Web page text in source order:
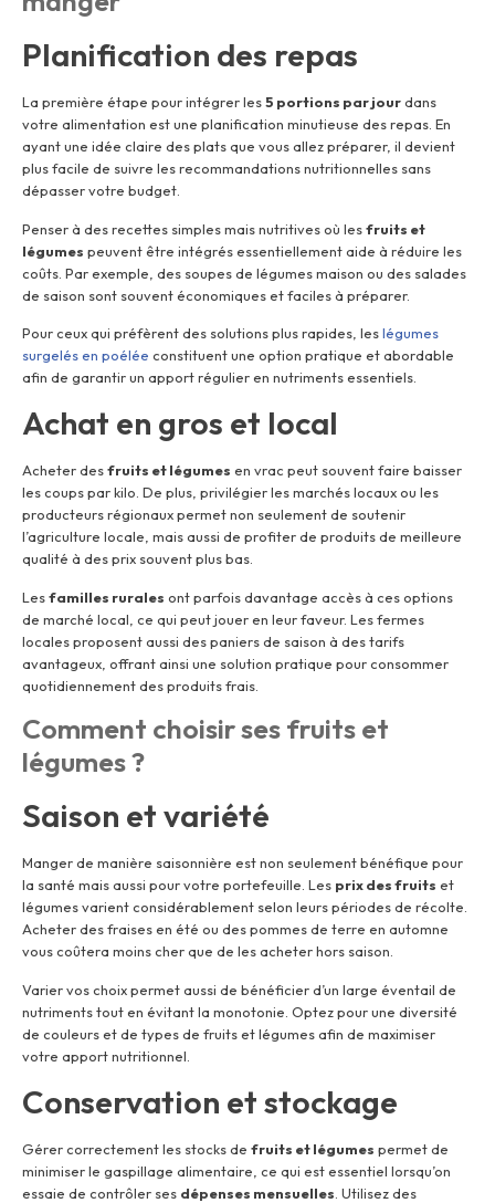
Planification des repas
La première étape pour intégrer les5 portions par jour dans
votre alimentation est une planification minutieuse des repas. En
ayant une idée claire des plats que vous allez préparer, il devient
plus facile de suivre les recommandations nutritionnelles sans
dépasser votre budget.
Penser à des recettes simples mais nutritives où lesfruits et
légumes peuvent être intégrés essentiellement aide à réduire les
coûts. Par exemple, des soupes de légumes maison ou des salades
de saison sont souvent économiques et faciles à préparer.
Pour ceux qui préfèrent des solutions plus rapides, leslégumes
surgelés en poélée constituent une option pratique et abordable
afin de garantir un apport régulier en nutriments essentiels.
Achat en gros et local
Acheter desfruits et légumes en vrac peut souvent faire baisser
les coups par kilo. De plus, privilégier les marchés locaux ou les
producteurs régionaux permet non seulement de soutenir
l’agriculture locale, mais aussi de profiter de produits de meilleure
qualité à des prix souvent plus bas.
Lesfamilles rurales ont parfois davantage accès à ces options
de marché local, ce qui peut jouer en leur faveur. Les fermes
locales proposent aussi des paniers de saison à des tarifs
avantageux, offrant ainsi une solution pratique pour consommer
quotidiennement des produits frais.
Comment choisir ses fruits et
légumes ?
Saison et variété
Manger de manière saisonnière est non seulement bénéfique pour
la santé mais aussi pour votre portefeuille. Les prix des fruits et
légumes varient considérablement selon leurs périodes de récolte.
Acheter des fraises en été ou des pommes de terre en automne
vous coûtera moins cher que de les acheter hors saison.
Varier vos choix permet aussi de bénéficier d’un large éventail de
nutriments tout en évitant la monotonie. Optez pour une diversité
de couleurs et de types de fruits et légumes afin de maximiser
votre apport nutritionnel.
Conservation et stockage
Gérer correctement les stocks de fruits et légumes permet de
minimiser le gaspillage alimentaire, ce qui est essentiel lorsqu’on
essaie de contrôler ses dépenses mensuelles . Utilisez des